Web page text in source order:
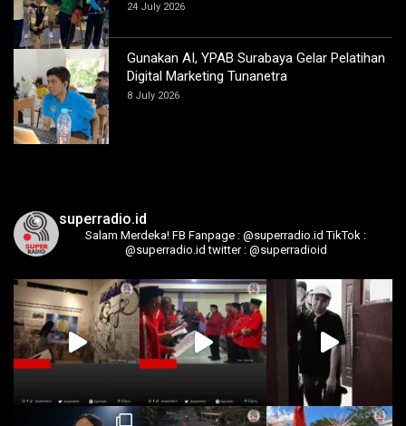
24 July 2026
Gunakan AI, YPAB Surabaya Gelar Pelatihan
Digital Marketing Tunanetra
8 July 2026
superradio.id
Salam Merdeka! FB Fanpage : @superradio.id TikTok :
@superradio.id twitter : @superradioid